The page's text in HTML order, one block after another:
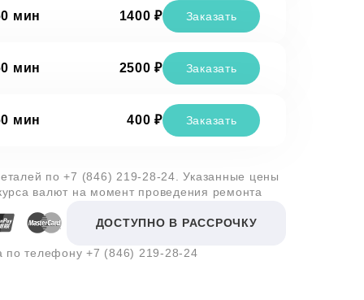
мин 1400 ₽ Заказать
мин 2500 ₽ Заказать
мин 400 ₽ Заказать
по+7 (846) 219-28-24 . Указанные цены
валют на момент проведения ремонта
ДОСТУПНО В РАССРОЧКУ
по телефону +7 (846) 219-28-24